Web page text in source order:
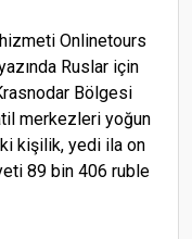
Onlinetours
Ruslar için
Bölgesi
merkezleri yoğun
kişilik, yedi ila on
89 bin 406 ruble